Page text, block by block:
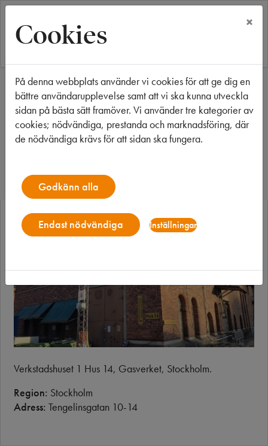
Start Våra fastigheter
Stockholm
Verkstadshuset 1 H14
Verkstadshuset 1
Verkstadshuset 1 Hus 14, Gasverket, Stockholm.
Region: Stockholm
Adress: Tengelinsgatan 10-14
Cookies ×
På denna webbplats använder vi cookies för att ge dig en
bättre användarupplevelse samt att vi ska kunna utveckla
sidan på bästa sätt framöver. Vi använder tre kategorier av
cookies; nödvändiga, prestanda och marknadsföring, där
de nödvändiga krävs för att sidan ska fungera.
Godkänn alla
Endast nödvändiga Inställningar